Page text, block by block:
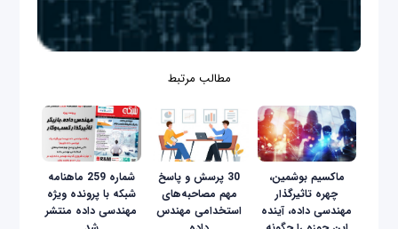
مطالب مرتبط
ماکسیم بوشمین،
چهره تاثیرگذار
مهندسی داده، آینده
30 پرسش و پاسخ
مهم مصاحبه‌های
استخدامی مهندس
شماره 259 ماهنامه
شبکه با پرونده ویژه
مهندسی داده منتشر